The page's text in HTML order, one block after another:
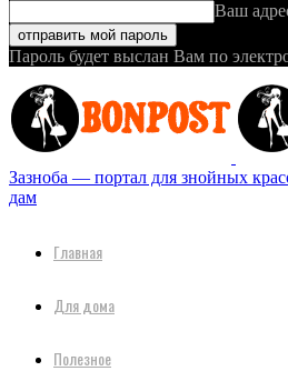
Ваш
Пароль будет выслан Вам по
Зазноба — портал для знойных
дам
Главная
Для дома
Полезное